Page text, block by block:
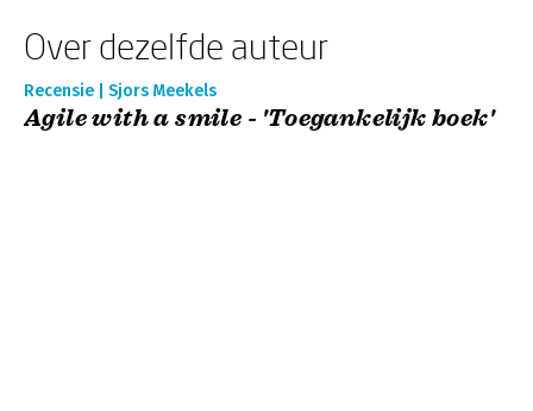
Over dezelfde auteur
Recensie | Sjors Meekels
Agile with a smile - 'Toegankelijk boek'